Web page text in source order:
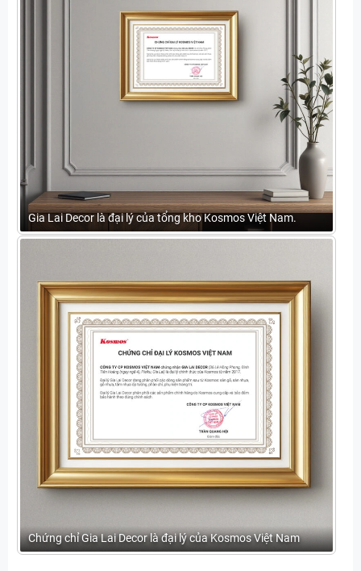
Gia Lai Decor là đại lý của tổng kho Kosmos Việt Nam.
Chứng chỉ Gia Lai Decor là đại lý của Kosmos Việt Nam